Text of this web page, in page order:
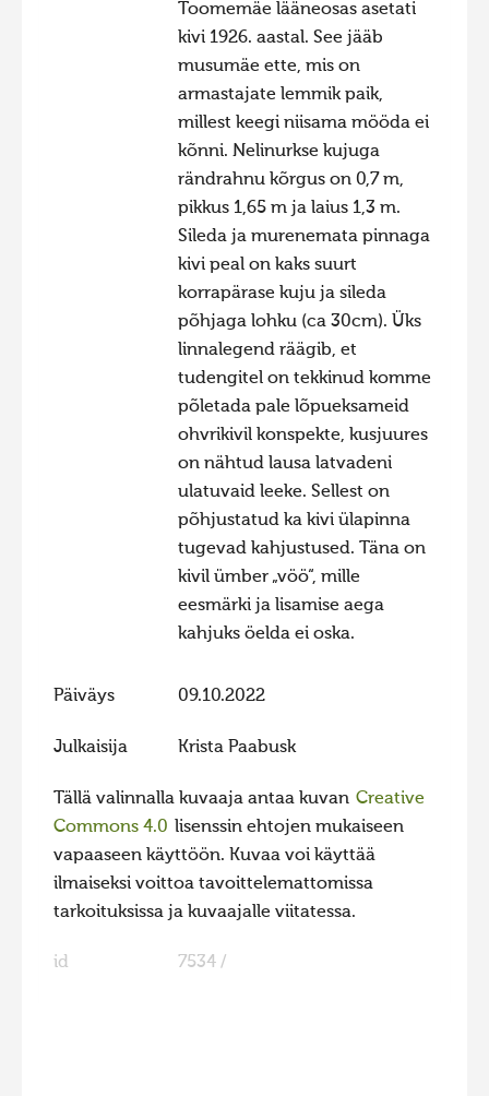
Toomemäe lääneosas asetati
kivi 1926. aastal. See jääb
musumäe ette, mis on
armastajate lemmik paik,
millest keegi niisama mööda ei
kõnni. Nelinurkse kujuga
rändrahnu kõrgus on 0,7 m,
pikkus 1,65 m ja laius 1,3 m.
Sileda ja murenemata pinnaga
kivi peal on kaks suurt
korrapärase kuju ja sileda
põhjaga lohku (ca 30cm). Üks
linnalegend räägib, et
tudengitel on tekkinud komme
põletada pale lõpueksameid
ohvrikivil konspekte, kusjuures
on nähtud lausa latvadeni
ulatuvaid leeke. Sellest on
põhjustatud ka kivi ülapinna
tugevad kahjustused. Täna on
kivil ümber „vöö“, mille
eesmärki ja lisamise aega
kahjuks öelda ei oska.
Päiväys 09.10.2022
Julkaisija Krista Paabusk
Tällä valinnalla kuvaaja antaa kuvan Creative
Commons 4.0 lisenssin ehtojen mukaiseen
vapaaseen käyttöön. Kuvaa voi käyttää
ilmaiseksi voittoa tavoittelemattomissa
tarkoituksissa ja kuvaajalle viitatessa.
id 7534 /